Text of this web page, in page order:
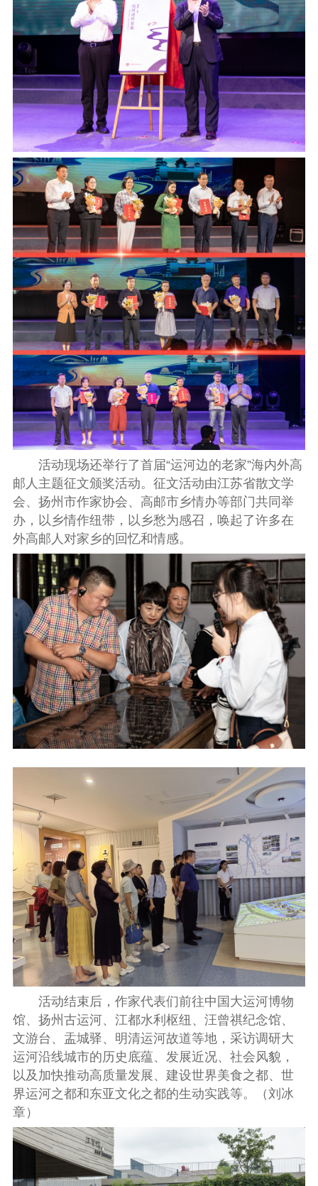
活动现场还举行了首届“运河边的老家”海内外高
邮人 主题征文颁奖活动。征文活动由江苏省散文学
会、扬州市作家协会、高邮市乡情办等部门共同举
办，以乡情作纽带，以乡愁为感召，唤起了许多在
外高邮人对家乡的回忆和情感。
活动结束后，作家代表们前往中国大运河博物
馆、扬州古运河、江都水利枢纽、汪曾祺纪念馆、
文游台、盂城驿、明清运河故道等地，采访调研大
运河沿线城市的历史底蕴、发展近况、社会风貌，
以及加快推动高质量发展、建设世界美食之都、世
界运河之都和东亚文化之都的生动实践等。
（刘冰
章）